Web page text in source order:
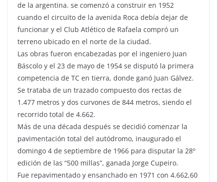
de la argentina. se comenzó a construir en 1952
cuando el circuito de la avenida Roca debía dejar de
funcionar y el Club Atlético de Rafaela compró un
terreno ubicado en el norte de la ciudad.
Las obras fueron encabezadas por el ingeniero Juan
Báscolo y el 23 de mayo de 1954 se disputó la primera
competencia de TC en tierra, donde ganó Juan Gálvez.
Se trataba de un trazado compuesto dos rectas de
1.477 metros y dos curvones de 844 metros, siendo el
recorrido total de 4.662.
Más de una década después se decidió comenzar la
pavimentación total del autódromo, inaugurado el
domingo 4 de septiembre de 1966 para disputar la 28º
edición de las “500 millas”, ganada Jorge Cupeiro.
Fue repavimentado y ensanchado en 1971 con 4.662,60